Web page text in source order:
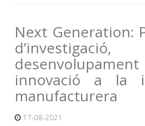
Next Generation:
d’investigació,
innovació a la
manufacturera
17-08-2021